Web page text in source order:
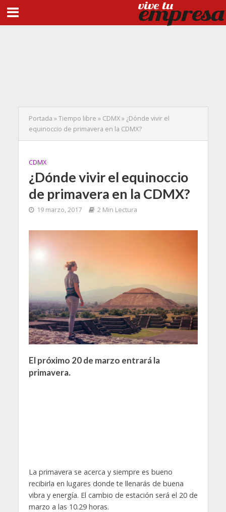
Portada »Tiempo libre » CDMX» ¿Dónde vivir el
equinoccio de primavera en la CDMX?
CDMX
¿Dónde vivir el equinoccio
de primavera en la CDMX?
19 marzo, 2017 2 Min Lectura
El próximo 20 de marzo entrará la
primavera.
La primavera se acerca y siempre es bueno
recibirla en lugares donde te llenarás de buena
vibra y energía. El cambio de estación será el 20 de
marzo a las 10.29 horas.